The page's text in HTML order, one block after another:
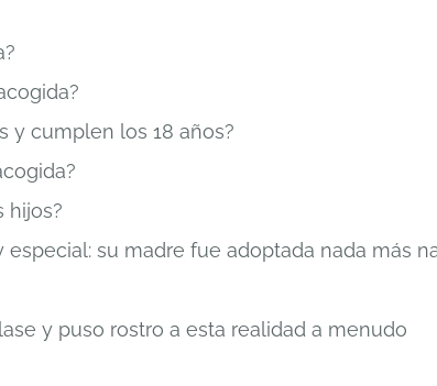
y cumplen los 18 años?
hijos?
su madre fue adoptada nada más
y puso rostro a esta realidad a menudo